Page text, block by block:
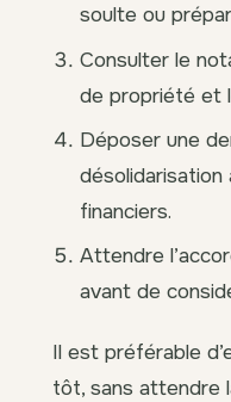
soulte ou
Consulter le
de propriété et
Déposer une
financiers.
Attendre
avant de
Il est préférable
tôt, sans attendre